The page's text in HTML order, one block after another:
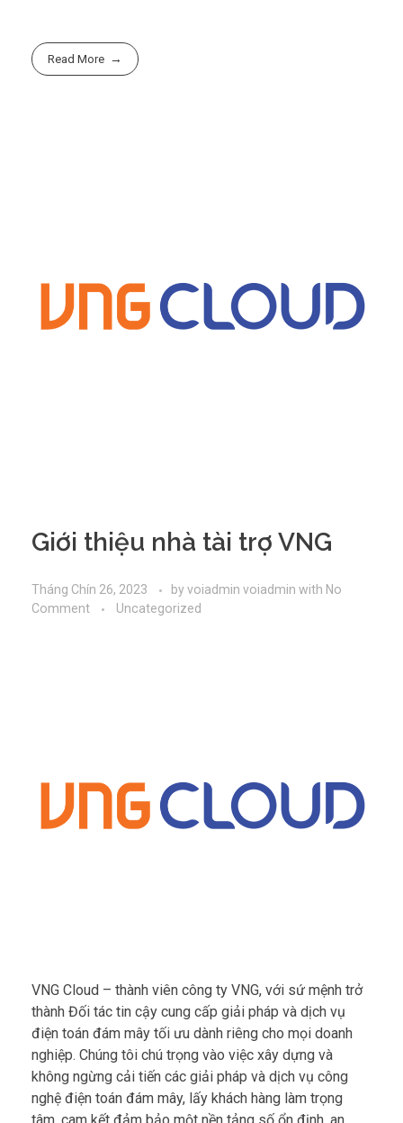
Giới thiệu nhà tài trợ VNG
Tháng Chín 26, 2023 by voiadmin voiadmin with No
Comment
Uncategorized
VNG Cloud – thành viên công ty VNG, với sứ mệnh trở
thành Đối tác tin cậy cung cấp giải pháp và dịch vụ
điện toán đám mây tối ưu dành riêng cho mọi doanh
nghiệp. Chúng tôi chú trọng vào việc xây dựng và
không ngừng cải tiến các giải pháp và dịch vụ công
nghệ điện toán đám mây, lấy khách hàng làm trọng